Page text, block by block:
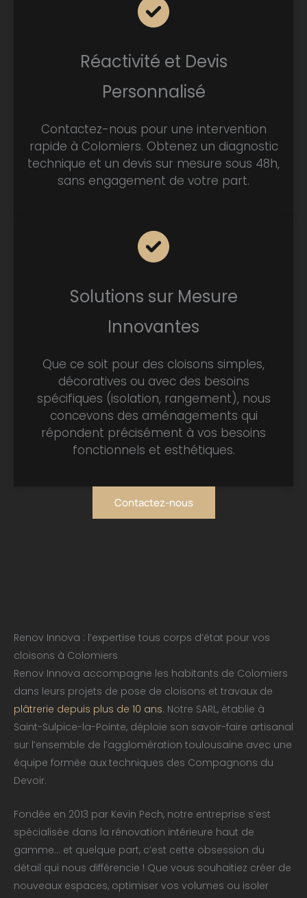
Réactivité et Devis
Personnalisé
Contactez-nous pour une intervention
rapide à Colomiers. Obtenez un diagnostic
technique et un devis sur mesure sous 48h,
sans engagement de votre part.
Solutions sur Mesure
Innovantes
Que ce soit pour des cloisons simples,
décoratives ou avec des besoins
spécifiques (isolation, rangement), nous
concevons des aménagements qui
répondent précisément à vos besoins
fonctionnels et esthétiques.
Contactez-nous
Renov Innova : l’expertise tous corps d’état pour vos
cloisons à Colomiers
Renov Innova accompagne les habitants de Colomiers
dans leurs projets de pose de cloisons et travaux de
plâtrerie depuis plus de 10 ans. Notre SARL, établie à
Saint-Sulpice-la-Pointe, déploie son savoir-faire artisanal
sur l’ensemble de l’agglomération toulousaine avec une
équipe formée aux techniques des Compagnons du
Devoir.
Fondée en 2013 par Kevin Pech, notre entreprise s’est
spécialisée dans la rénovation intérieure haut de
gamme… et quelque part, c’est cette obsession du
détail qui nous différencie ! Que vous souhaitiez créer de
nouveaux espaces, optimiser vos volumes ou isoler